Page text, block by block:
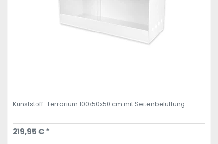
Kunststoff-Terrarium 100x50x50 cm mit Seitenbelüftung
219,95 € *